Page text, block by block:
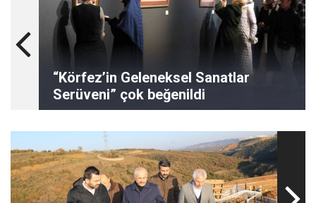
“Körfez’in Geleneksel Sanatlar
Serüveni” çok beğenildi